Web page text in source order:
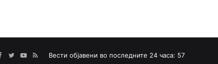
Вести објавени во последните 24 часа: 57
Facebook
TwitterYouTube
RSS